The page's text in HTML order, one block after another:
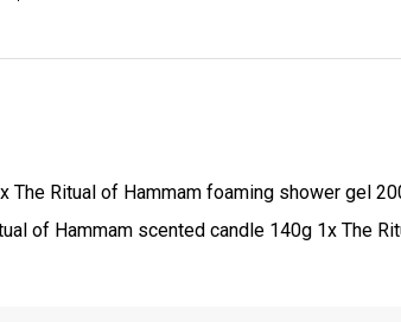
The Ritual of Hammam foaming shower gel
of Hammam scented candle 140g 1x The